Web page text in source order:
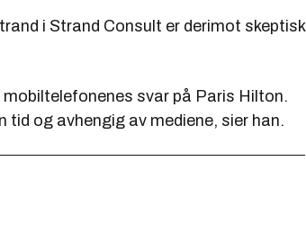
i Strand Consult er derimot skeptisk
svar på Paris Hilton.
tid og avhengig av mediene, sier han.